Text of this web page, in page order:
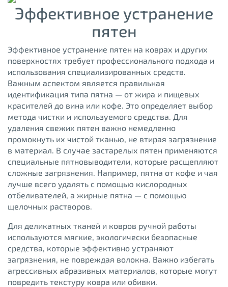
Эффективное устранение
пятен
Эффективное устранение пятен на коврах и других
поверхностях требует профессионального подхода и
использования специализированных средств.
Важным аспектом является правильная
идентификация типа пятна — от жира и пищевых
красителей до вина или кофе. Это определяет выбор
метода чистки и используемого средства. Для
удаления свежих пятен важно немедленно
промокнуть их чистой тканью, не втирая загрязнение
в материал. В случае застарелых пятен применяются
специальные пятновыводители, которые расщепляют
сложные загрязнения. Например, пятна от кофе и чая
лучше всего удалять с помощью кислородных
отбеливателей, а жирные пятна — с помощью
щелочных растворов.
Для деликатных тканей и ковров ручной работы
используются мягкие, экологически безопасные
средства, которые эффективно устраняют
загрязнения, не повреждая волокна. Важно избегать
агрессивных абразивных материалов, которые могут
повредить текстуру ковра или обивки.